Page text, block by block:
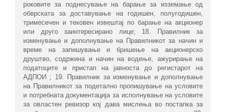
роковите за поднесување на барање за изземање од
обврската за доставување на годишен, полугодишен,
тримесечен и тековен извештај по барање на акционер
или друго заинтересирано лице; 18. Правилник за
изменување и дополнување на Правилникот за начин и
време на запишување и бришење на акционерско
друштво, содржина и начин на водење, ажурирање на
податоците и пристап на јавноста до регистарот на
АДПОИ ; 19. Правилник за изменување и дополнување
на Правилникот за подетално пропишување на условите
и потребната документација за исполнување на условите
за овластен ревизор кој дава мислења во постапка за